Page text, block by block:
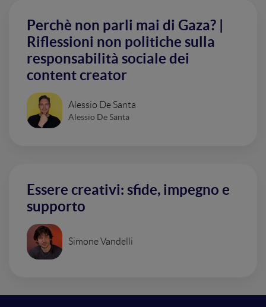
Perchè non parli mai di Gaza? |
Riflessioni non politiche sulla
responsabilità sociale dei
content creator
Alessio De Santa
Alessio De Santa
Essere creativi: sfide, impegno e
supporto
Simone Vandelli